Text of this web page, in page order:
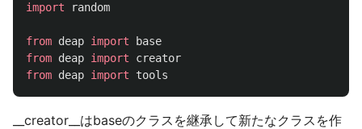
import random
from deap import
base
from deap import
creator
from deap import tools
__creator__はbaseのクラスを継承して新たなクラスを作